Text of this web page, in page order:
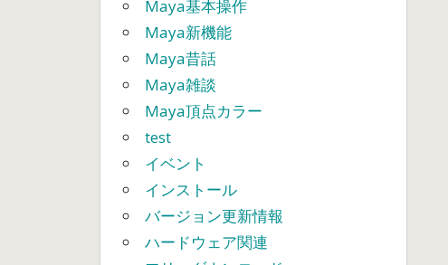
Maya基本操作
Maya新機能
Maya昔話
Maya雑談
Maya頂点カラー
test
イベント
インストール
バージョン更新情報
ハードウェア関連